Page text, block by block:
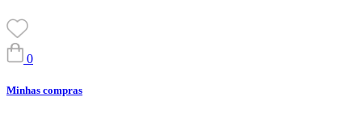
0
Minhas compras